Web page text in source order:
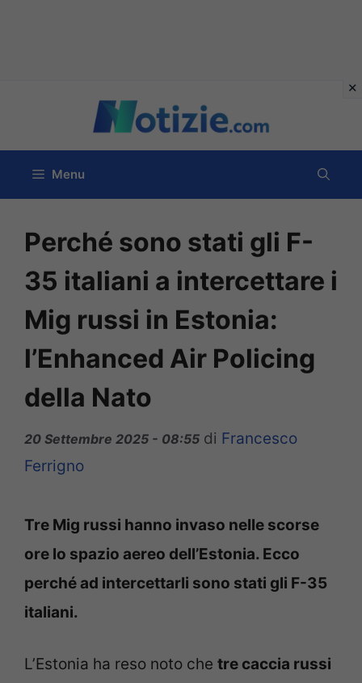
contenuto
Menu
Perché sono stati gli F-
35 italiani a intercettare i
Mig russi in Estonia:
l’Enhanced Air Policing
della Nato
20 Settembre 2025 - 08:55 di Francesco
Ferrigno
Tre Mig russi hanno invaso nelle scorse
ore lo spazio aereo dell’Estonia. Ecco
perché ad intercettarli sono stati gli F-35
italiani.
L’Estonia ha reso noto che tre caccia russi